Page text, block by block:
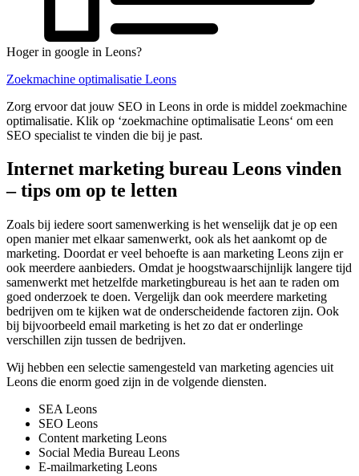
Hoger in google in Leons?
Zoekmachine optimalisatie Leons
Zorg ervoor dat jouw SEO in Leons in orde is middel zoekmachine
optimalisatie. Klik op ‘zoekmachine optimalisatie Leons‘ om een
SEO specialist te vinden die bij je past.
Internet marketing bureau Leons vinden
– tips om op te letten
Zoals bij iedere soort samenwerking is het wenselijk dat je op een
open manier met elkaar samenwerkt, ook als het aankomt op de
marketing. Doordat er veel behoefte is aan marketing Leons zijn er
ook meerdere aanbieders. Omdat je hoogstwaarschijnlijk langere tijd
samenwerkt met hetzelfde marketingbureau is het aan te raden om
goed onderzoek te doen. Vergelijk dan ook meerdere marketing
bedrijven om te kijken wat de onderscheidende factoren zijn. Ook
bij bijvoorbeeld email marketing is het zo dat er onderlinge
verschillen zijn tussen de bedrijven.
Wij hebben een selectie samengesteld van marketing agencies uit
Leons die enorm goed zijn in de volgende diensten.
SEA Leons
SEO Leons
Content marketing Leons
Social Media Bureau Leons
E-mailmarketing Leons